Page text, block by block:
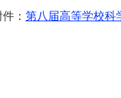
： 第八届高等学校科
育